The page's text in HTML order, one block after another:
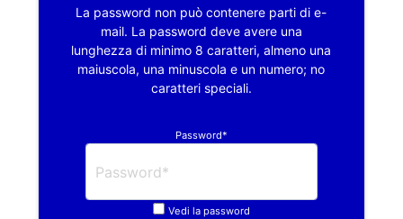
La password non può contenere parti di e-
mail. La password deve avere una
lunghezza di minimo 8 caratteri, almeno una
maiuscola, una minuscola e un numero; no
caratteri speciali.
Password*
Vedi la password